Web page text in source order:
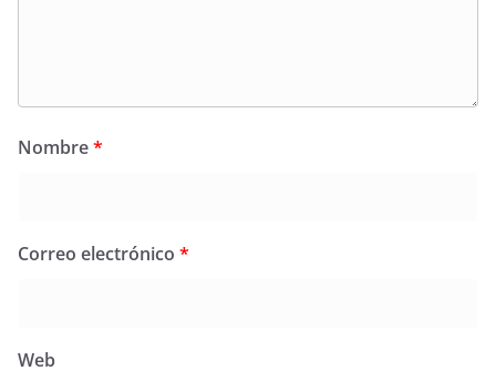
Nombre*
Correo electrónico *
Web